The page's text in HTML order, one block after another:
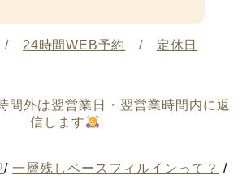
24時間WEB予約 / 定休日
間外は翌営業日・翌営業時間内に返
信します
/ 一層残しベースフィルインって？ /